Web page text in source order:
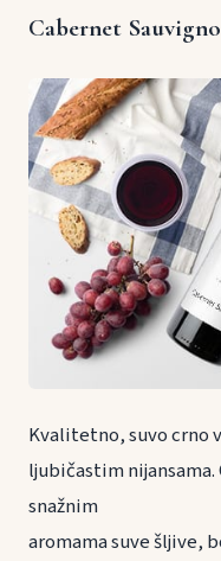
Cabernet
Kvalitetno, suvo crno
ljubičastim
snažnim
aromama suve šljive,